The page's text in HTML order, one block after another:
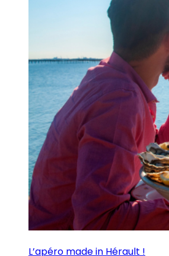
L’apéro made in Hérault !